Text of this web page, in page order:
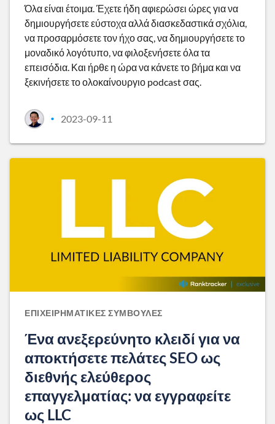
Όλα είναι έτοιμα. Έχετε ήδη αφιερώσει ώρες για να
δημιουργήσετε εύστοχα αλλά διασκεδαστικά σχόλια,
να προσαρμόσετε τον ήχο σας, να δημιουργήσετε το
μοναδικό λογότυπο, να φιλοξενήσετε όλα τα
επεισόδια. Και ήρθε η ώρα να κάνετε το βήμα και να
ξεκινήσετε το ολοκαίνουργιο podcast σας.
• 2023-09-11
ΕΠΙΧΕΙΡΗΜΑΤΙΚΈΣ ΣΥΜΒΟΥΛΈΣ
Ένα ανεξερεύνητο κλειδί για να
αποκτήσετε πελάτες SEO ως
διεθνής ελεύθερος
επαγγελματίας: να εγγραφείτε
ως LLC